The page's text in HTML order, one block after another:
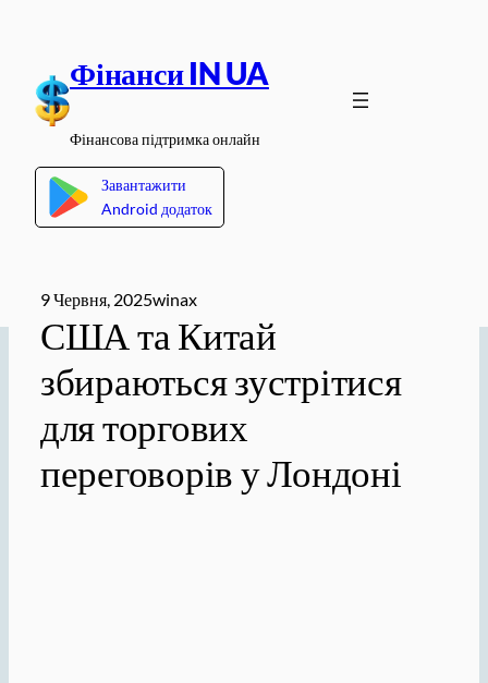
вмісту
Фінанси IN UA
Фінансова підтримка онлайн
Завантажити
Android додаток
9 Червня, 2025winax
США та Китай
збираються зустрітися
для торгових
переговорів у Лондоні